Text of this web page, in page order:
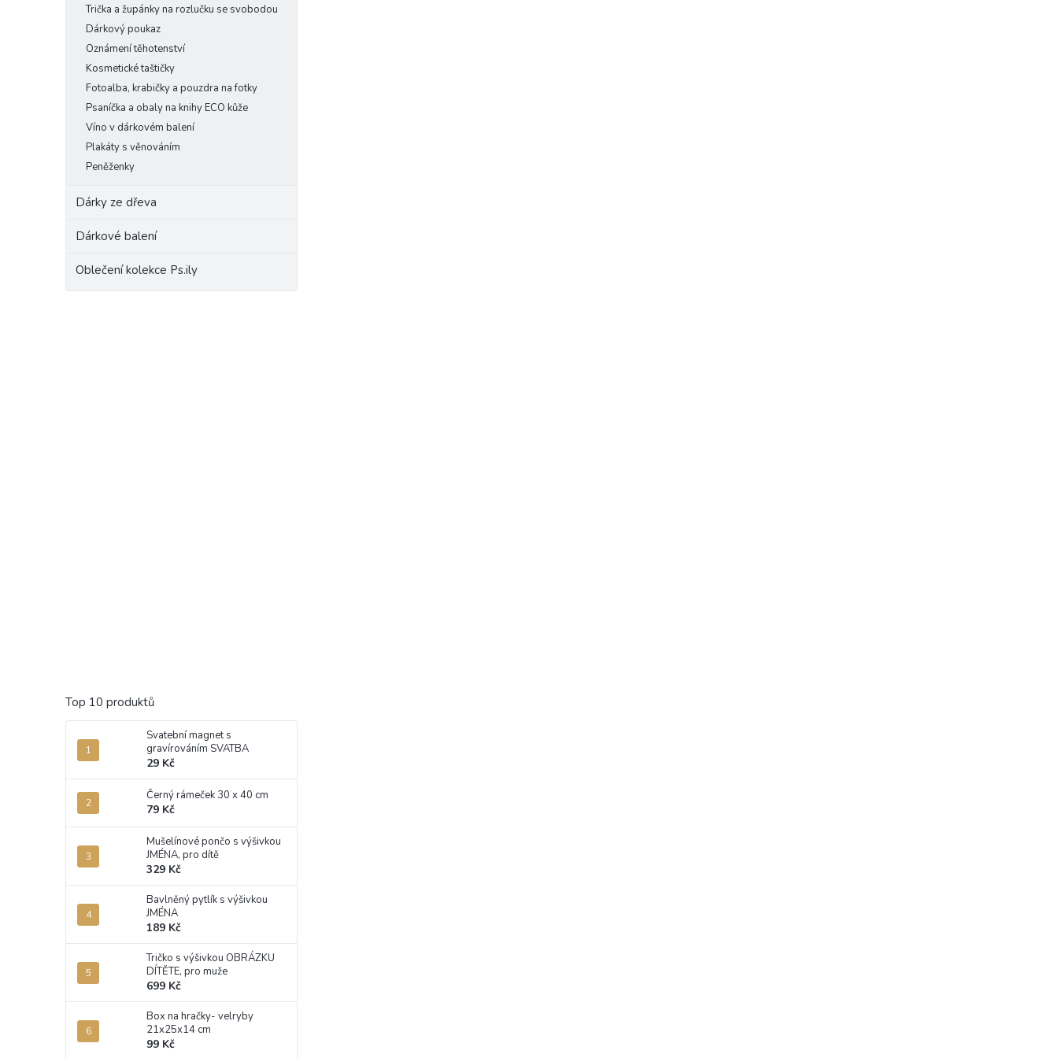
Trička a župánky na rozlučku se svobodou
Dárkový poukaz
Oznámení těhotenství
Kosmetické taštičky
Fotoalba, krabičky a pouzdra na fotky
Psaníčka a obaly na knihy ECO kůže
Víno v dárkovém balení
Plakáty s věnováním
Peněženky
Dárky ze dřeva
Dárkové balení
Oblečení kolekce Ps.ily
Top 10 produktů
Svatební magnet s
gravírováním SVATBA
29 Kč
Černý rámeček 30 x 40 cm
79 Kč
Mušelínové pončo s výšivkou
JMÉNA, pro dítě
329 Kč
Bavlněný pytlík s výšivkou
JMÉNA
189 Kč
Tričko s výšivkou OBRÁZKU
DÍTĚTE, pro muže
699 Kč
Box na hračky- velryby
21x25x14 cm
99 Kč